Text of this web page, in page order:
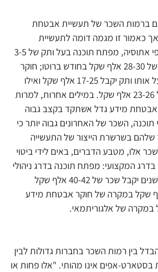
ברמות השכר של תעשיית אבטחת
כאמור זו מגמה דומה לתעשיית
ההיי-טק בכלל. לפי אתוסיה, מפתח תוכנה בעל ותק של 3-5
שנים מקבל שכר של 28-30 אלף שקל בחודש ברוטו; חוקר
אבטחת מידע בעל אותו ותק יקבל 17-25 אלף שקל ואילו
אלגוריתמאי יקבל 23-26 אלף שקל. במילים אחרות, למרות
אבטחת מידע גדל אשתקד בקצב גבוה
השכר של האחרונים גבוה יותר כי
בשרשרת הייצור של התעשייה
אלו, מטבע הדברים, באים לידי ביטוי
בדרג המקצועי: מפתח תוכנה בדרג ניהולי
בעל ותק של 4-6 שנים יקבל שכר של 40-42 אלף שקל
35-40 אלף שקל במקרה של חוקר אבטחת מידע
בין רמות השכר בחברות גדולות לבין
בסטארט-אפים אינו מהותי. "אלו פחות או